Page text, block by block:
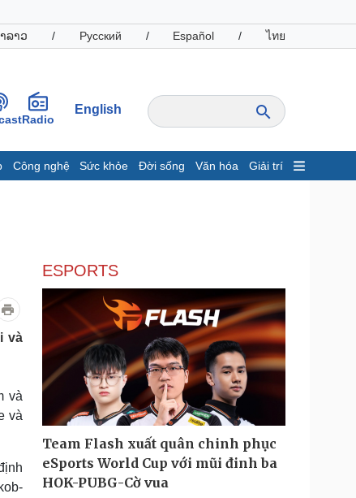
ລາວ / Русский / Español / ไทย
Radio
English
Công nghệ Sức khỏe Đời sống Văn hóa Giải trí
Giá cà phê
nghiệp
tin doanh nghiệp
nghiệp 24h
nhân
cộng đồng
Công nghệ
Sành điệu
Tin Công nghệ
Trải nghiệm
Chuyển đổi số
vấn
Tour
Podcast
Câu chuyện thời sự
Đọc truyện đêm khuya
và
và
và
ESPORTS
Team Flash xuất quân chinh phục
eSports World Cup với mũi đinh ba
HOK-PUBG-Cờ vua